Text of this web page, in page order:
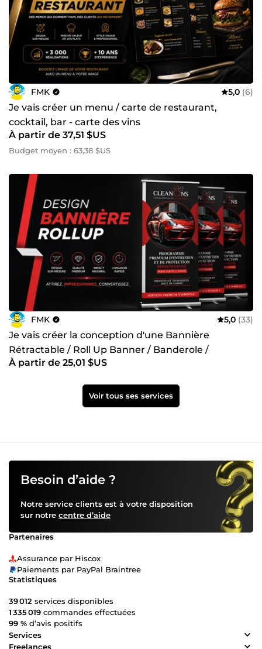
FMK 5,0 (6)
Je vais créer un menu / carte de restaurant,
cocktail, bar - carte des vins
À partir de 37,51 $US
Budget moyen : 63,38 $US
FMK 5,0 (33)
Je vais créer la conception d'une Bannière
Rétractable / Roll Up Banner / Banderole /
Kakemono
À partir de 25,01 $US
Voir tous ses services
Besoin d’aide ?
Notre service clients est à votre disposition
sur notre centre d’aide
Partenaires
Assurance par Hiscox
Paiements par PayPal Braintree
Statistiques
39 012 services disponibles
1 335 019 commandes effectuées
99 % d’avis positifs
Services
Freelances